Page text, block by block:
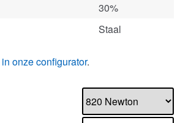
30%
Staal
in onze configurator.